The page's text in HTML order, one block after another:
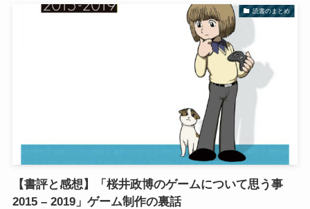
読書のまとめ
【書評と感想】「桜井政博のゲームについて思う事
2015 – 2019」ゲーム制作の裏話